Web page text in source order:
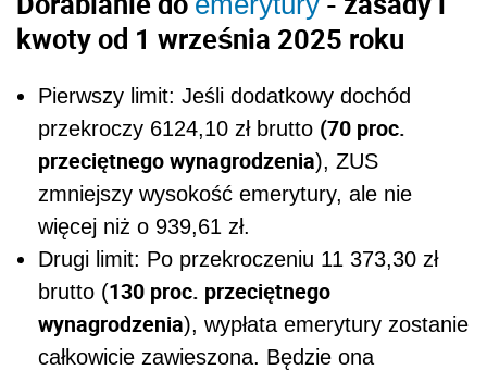
kwoty od 1 września 2025 roku
Pierwszy limit: Jeśli dodatkowy dochód
przekroczy 6124,10 zł brutto (70 proc.
przeciętnego wynagrodzenia), ZUS
zmniejszy wysokość emerytury, ale nie
więcej niż o 939,61 zł.
Drugi limit: Po przekroczeniu 11 373,30 zł
brutto (130 proc. przeciętnego
wynagrodzenia), wypłata emerytury zostanie
całkowicie zawieszona. Będzie ona